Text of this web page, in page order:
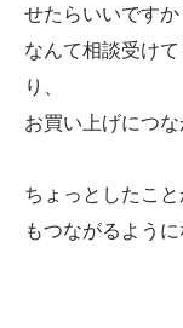
せたらいいですか
なんて相談受け
り、
お買い上げにつな
ちょっとしたこ
もつながるように